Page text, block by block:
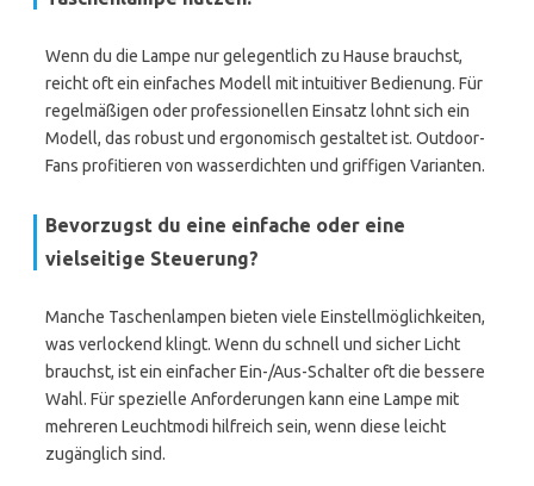
Wenn du die Lampe nur gelegentlich zu Hause brauchst,
reicht oft ein einfaches Modell mit intuitiver Bedienung. Für
regelmäßigen oder professionellen Einsatz lohnt sich ein
Modell, das robust und ergonomisch gestaltet ist. Outdoor-
Fans profitieren von wasserdichten und griffigen Varianten.
Bevorzugst du eine einfache oder eine
vielseitige Steuerung?
Manche Taschenlampen bieten viele Einstellmöglichkeiten,
was verlockend klingt. Wenn du schnell und sicher Licht
brauchst, ist ein einfacher Ein-/Aus-Schalter oft die bessere
Wahl. Für spezielle Anforderungen kann eine Lampe mit
mehreren Leuchtmodi hilfreich sein, wenn diese leicht
zugänglich sind.